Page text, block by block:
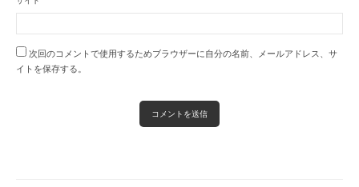
次回のコメントで使用するためブラウザーに自分の名前、メールアドレス、サ
イトを保存する。